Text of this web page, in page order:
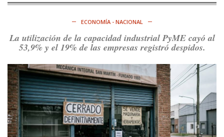
ECONOMÍA - NACIONAL
La utilización de la capacidad industrial PyME cayó al
53,9% y el 19% de las empresas registró despidos.